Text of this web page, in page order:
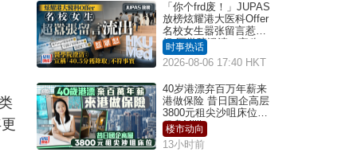
「你个frd废！」JUPAS
放榜炫耀港大医科Offer
名校女生嚣张留言惹众
怒 医学院澄清：宣称
「40.5分获录取」不符事
实｜Juicy叮
时事热话
2026-08-06 17:40 HKT
40岁港漂弃百万年薪来
港做保险 昔日国企高层
3800元租尖沙咀床位｜
租盘Million
楼市动向
13小时前